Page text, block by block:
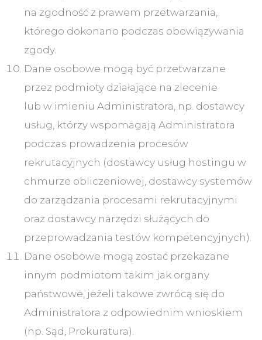
na zgodność z prawem przetwarzania,
którego dokonano podczas obowiązywania
zgody.
Dane osobowe mogą być przetwarzane
przez podmioty działające na zlecenie
lub w imieniu Administratora, np. dostawcy
usług, którzy wspomagają Administratora
podczas prowadzenia procesów
rekrutacyjnych (dostawcy usług hostingu w
chmurze obliczeniowej, dostawcy systemów
do zarządzania procesami rekrutacyjnymi
oraz dostawcy narzędzi służących do
przeprowadzania testów kompetencyjnych).
Dane osobowe mogą zostać przekazane
innym podmiotom takim jak organy
państwowe, jeżeli takowe zwrócą się do
Administratora z odpowiednim wnioskiem
(np. Sąd, Prokuratura).